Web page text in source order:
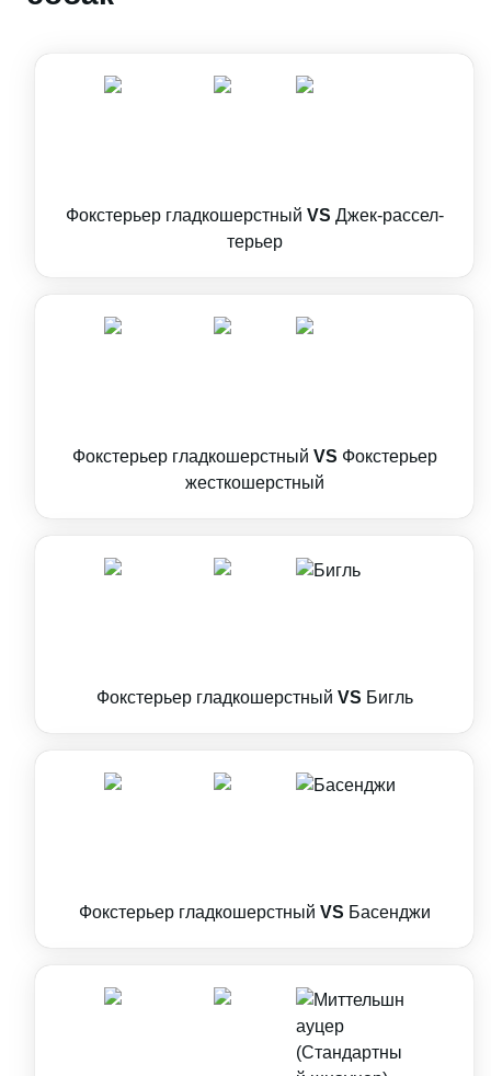
Фокстерьер гладкошерстный VS Джек-рассел-
терьер
Фокстерьер гладкошерстный VS Фокстерьер
жесткошерстный
Фокстерьер гладкошерстный VS Бигль
Фокстерьер гладкошерстный VS Басенджи